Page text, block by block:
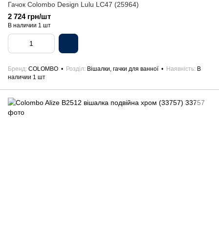
Гачок Colombo Design Lulu LC47 (25964)
2 724 грн/шт
В наличии 1 шт
Бренд COLOMBO Розділ Вішалки, гачки для ванної Наявність В
наличии 1 шт